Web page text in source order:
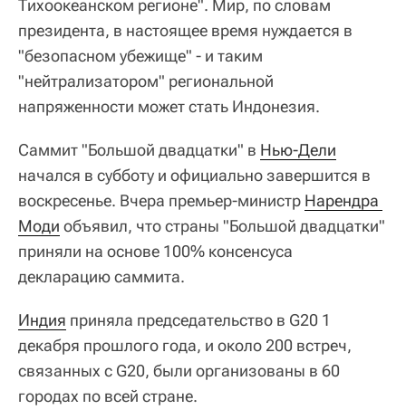
Тихоокеанском регионе". Мир, по словам
президента, в настоящее время нуждается в
"безопасном убежище" - и таким
"нейтрализатором" региональной
напряженности может стать Индонезия.
Саммит "Большой двадцатки" в Нью-Дели
начался в субботу и официально завершится в
воскресенье. Вчера премьер-министр Нарендра
Моди объявил, что страны "Большой двадцатки"
приняли на основе 100% консенсуса
декларацию саммита.
Индия приняла председательство в G20 1
декабря прошлого года, и около 200 встреч,
связанных с G20, были организованы в 60
городах по всей стране.